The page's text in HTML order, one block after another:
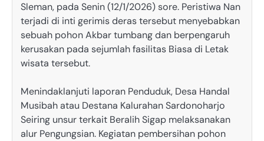
Sleman, pada Senin (12/1/2026) sore. Peristiwa Nan
terjadi di inti gerimis deras tersebut menyebabkan
sebuah pohon Akbar tumbang dan berpengaruh
kerusakan pada sejumlah fasilitas Biasa di Letak
wisata tersebut.
Menindaklanjuti laporan Penduduk, Desa Handal
Musibah atau Destana Kalurahan Sardonoharjo
Seiring unsur terkait Beralih Sigap melaksanakan
alur Pengungsian. Kegiatan pembersihan pohon